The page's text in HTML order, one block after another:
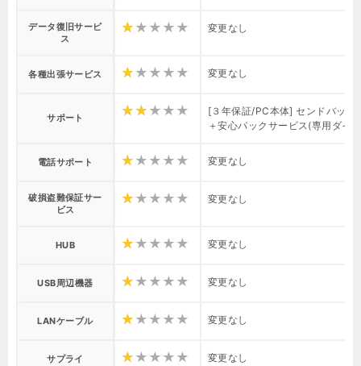
データ復旧サービ
ス
変更なし
各種出張サービス 変更なし
サポート
[３年保証/PC本体] センドバック
＋安心パックサービス(専用ダイ
電話サポート 変更なし
破損盗難保証サー
ビス
変更なし
HUB 変更なし
USB周辺機器 変更なし
LANケーブル 変更なし
サプライ 変更なし